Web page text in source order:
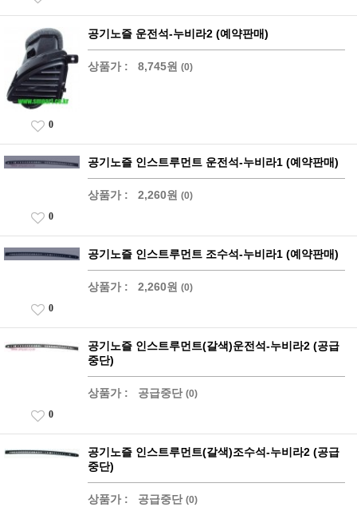
공기노즐 운전석-누비라2 (예약판매)
상품가 : 8,745원 (0)
0
공기노즐 인스트루먼트 운전석-누비라1 (예약판매)
상품가 : 2,260원 (0)
0
공기노즐 인스트루먼트 조수석-누비라1 (예약판매)
상품가 : 2,260원 (0)
0
공기노즐 인스트루먼트(갈색)운전석-누비라2 (공급
중단)
상품가 : 공급중단 (0)
0
공기노즐 인스트루먼트(갈색)조수석-누비라2 (공급
중단)
상품가 : 공급중단 (0)